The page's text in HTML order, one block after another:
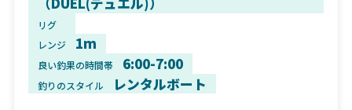
リグ
レンジ
1m
良い釣果の時間帯 6:00-7:00
釣りのスタイル レンタルボート